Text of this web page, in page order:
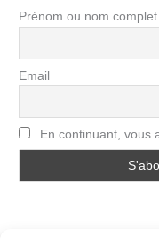
Prénom ou nom complet
Email
En continuant, vous